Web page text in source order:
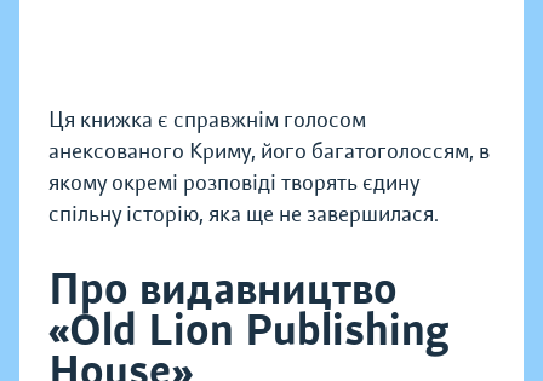
Ця книжка є справжнім голосом
анексованого Криму, його багатоголоссям, в
якому окремі розповіді творять єдину
спільну історію, яка ще не завершилася.
Про видавництво
«Old Lion Publishing